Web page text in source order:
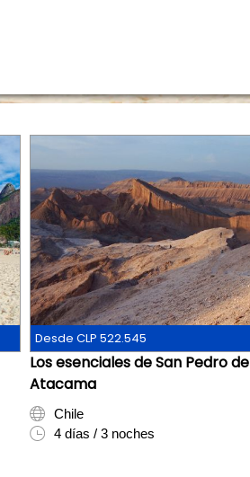
Desde CLP 522.545
Los esenciales de San Pedro de
Atacama
Chile
4 días / 3 noches